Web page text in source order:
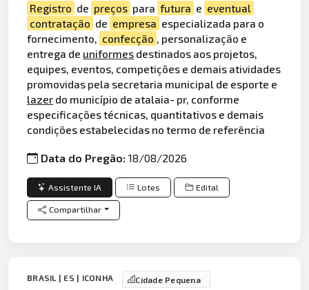
Registro de preços para futura e eventual
contratação de empresa especializada para o
fornecimento, confecção , personalização e
entrega de uniformes destinados aos projetos,
equipes, eventos, competições e demais atividades
promovidas pela secretaria municipal de esporte e
lazer do município de atalaia- pr, conforme
especificações técnicas, quantitativos e demais
condições estabelecidas no termo de referência
Data do Pregão:18/08/2026
Assistente IA Lotes Edital
Compartilhar
BRASIL | ES | ICONHA Cidade Pequena